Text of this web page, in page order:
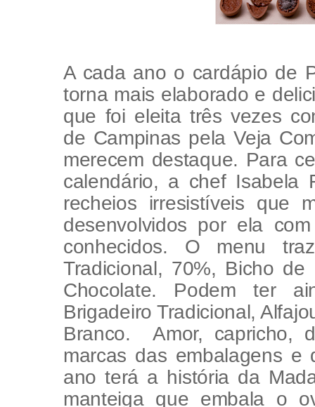
A cada ano o cardápio de
torna mais elaborado e
que foi eleita três vezes
de Campinas pela Veja
merecem destaque. Para
calendário, a chef Isabela
recheios irresistíveis que
desenvolvidos por ela
conhecidos. O menu
Tradicional, 70%, Bicho
Chocolate. Podem ter
Brigadeiro Tradicional,
Branco. Amor, capricho,
marcas das embalagens e
ano terá a história da
manteiga que embala o